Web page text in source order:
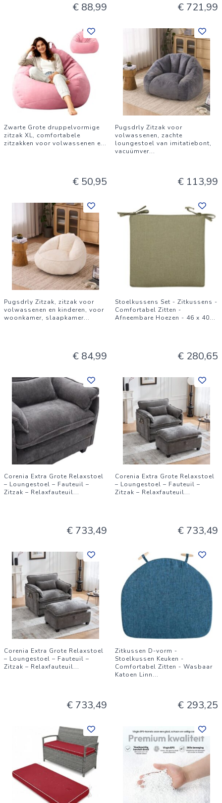
€ 88,99 € 721,99
Zwarte Grote druppelvormige
zitzak XL, comfortabele
zitzakken voor volwassenen e...
€ 50,95
Pugsdrly Zitzak voor
volwassenen, zachte
loungestoel van imitatiebont,
vacuümver...
€ 113,99
Pugsdrly Zitzak, zitzak voor
volwassenen en kinderen, voor
woonkamer, slaapkamer...
€ 84,99
Stoelkussens Set - Zitkussens -
Comfortabel Zitten -
Afneembare Hoezen - 46 x 40...
€ 280,65
Corenia Extra Grote Relaxstoel
– Loungestoel – Fauteuil –
Zitzak – Relaxfauteuil...
€ 733,49
Corenia Extra Grote Relaxstoel
– Loungestoel – Fauteuil –
Zitzak – Relaxfauteuil...
€ 733,49
Corenia Extra Grote Relaxstoel
– Loungestoel – Fauteuil –
Zitzak – Relaxfauteuil...
€ 733,49
Zitkussen D-vorm -
Stoelkussen Keuken -
Comfortabel Zitten - Wasbaar
Katoen Linn...
€ 293,25